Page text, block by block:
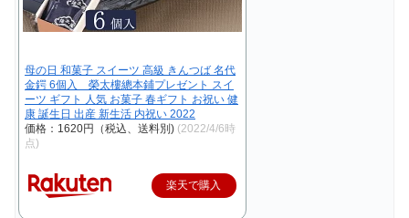
母の日 和菓子 スイーツ 高級 きんつば 名代
金鍔 6個入 榮太樓總本鋪プレゼント スイ
ーツ ギフト 人気 お菓子 春ギフト お祝い 健
康 誕生日 出産 新生活 内祝い 2022
価格：1620円（税込、送料別) (2022/4/6時
点)
楽天で購入